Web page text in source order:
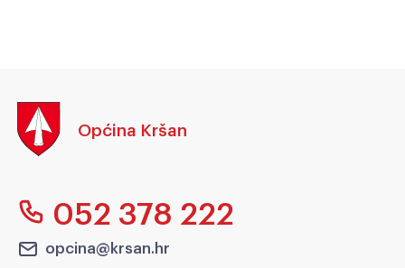
Općina Kršan
052 378 222
opcina@krsan.hr